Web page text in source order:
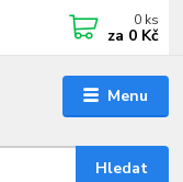
Menu
Hledat
0 ks
za 0 Kč